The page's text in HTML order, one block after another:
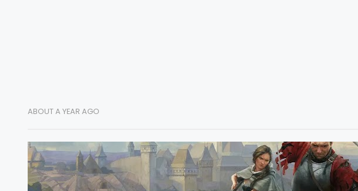
ABOUT A YEAR AGO